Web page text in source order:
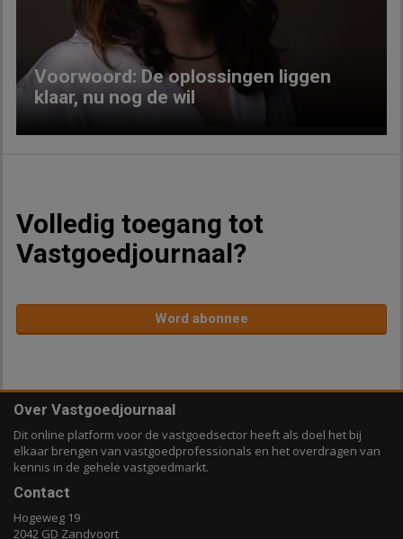
Voorwoord: De oplossingen liggen
klaar, nu nog de wil
Volledig toegang tot
Vastgoedjournaal?
Word abonnee
Over Vastgoedjournaal
Dit online platform voor de vastgoedsector heeft als doel het bij
elkaar brengen van vastgoedprofessionals en het overdragen van
kennis in de gehele vastgoedmarkt.
Contact
Hogeweg 19
2042 GD Zandvoort